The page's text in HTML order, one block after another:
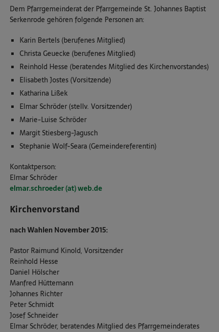
Dem Pfarrgemeinderat der Pfarrgemeinde St. Johannes Baptist
Serkenrode gehören folgende Personen an:
Karin Bertels (berufenes Mitglied)
Christa Geuecke (berufenes Mitglied)
Reinhold Hesse (beratendes Mitglied des Kirchenvorstandes)
Elisabeth Jostes (Vorsitzende)
Katharina Lißek
Elmar Schröder (stellv. Vorsitzender)
Marie-Luise Schröder
Margit Stiesberg-Jagusch
Stephanie Wolf-Seara (Gemeindereferentin)
Kontaktperson:
Elmar Schröder
elmar.schroeder (at) web.de
Kirchenvorstand
nach Wahlen November 2015:
Pastor Raimund Kinold, Vorsitzender
Reinhold Hesse
Daniel Hölscher
Manfred Hüttemann
Johannes Richter
Peter Schmidt
Josef Schneider
Elmar Schröder, beratendes Mitglied des Pfarrgemeinderates